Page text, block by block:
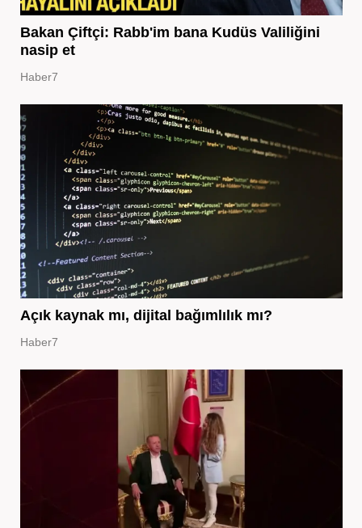
Bakan Çiftçi: Rabb'im bana Kudüs Valiliğini
nasip et
Haber7
Açık kaynak mı, dijital bağımlılık mı?
Haber7